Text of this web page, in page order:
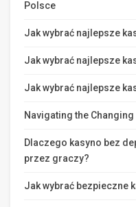
Polsce
Jak wybrać najlepsze
Jak wybrać najlepsze
Jak wybrać najlepsze
Navigating the
Dlaczego kasyno bez
przez graczy?
Jak wybrać bezpieczne